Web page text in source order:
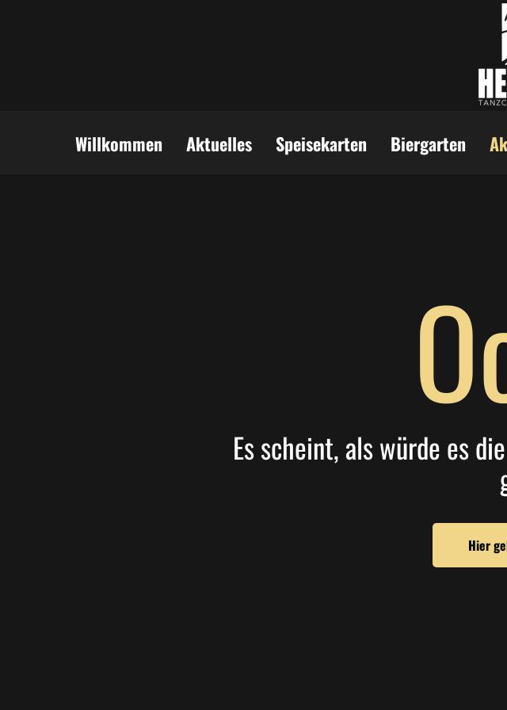
Willkommen Aktuelles Speisekarten Biergarten
Es scheint, als würde es
Hier